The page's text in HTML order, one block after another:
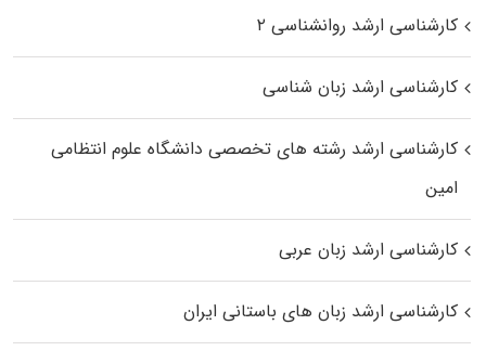
کارشناسی ارشد روانشناسی ۲
کارشناسی ارشد زبان شناسی
کارشناسی ارشد رﺷﺘﻪ ﻫﺎی تخصصی داﻧﺸﮕﺎه ﻋﻠﻮم انتظامی
اﻣﻴﻦ
کارشناسی ارشد زبان عربی
کارشناسی ارشد زبان‌ های باستانی ایران